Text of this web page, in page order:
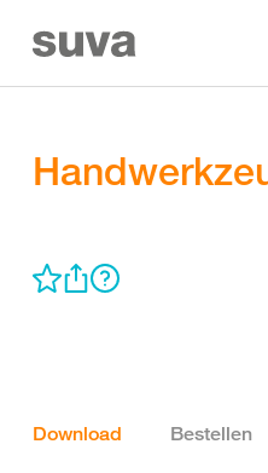
Download Bestellen